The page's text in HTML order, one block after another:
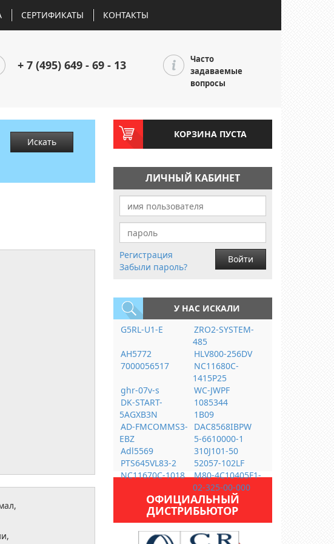
СЕРТИФИКАТЫ КОНТАКТЫ
+ 7 (495) 649 - 69 - 13
Часто
задаваемые
вопросы
Искать
КОРЗИНА ПУСТА
ЛИЧНЫЙ КАБИНЕТ
Регистрация
Забыли пароль?
Войти
У НАС ИСКАЛИ
G5RL-U1-E
ZRO2-SYSTEM-
485
AH5772
HLV800-256DV
7000056517
NC11680C-
1415P25
ghr-07v-s
WC-JWPF
DK-START-
5AGXB3N
1085344
1B09
AD-FMCOMMS3-
EBZ
DAC8568IBPW
5-6610000-1
Adl5569
310J101-50
PTS645VL83-2
52057-102LF
NC11670C-1018
M80-4C10405F1-
02-325-00-000
ОФИЦИАЛЬНЫЙ
ДИСТРИБЬЮТОР